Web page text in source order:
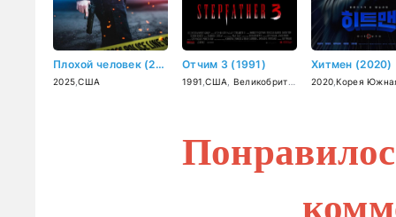
Плохой человек (2025)
2025 ,США
Отчим 3 (1991)
1991 ,США Великобритания
Хитмен (2020)
2020 ,Корея